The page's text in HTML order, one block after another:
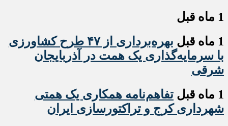
1 ماه قبل
1 ماه قبل
بهره‌برداری از ۴۷ طرح کشاورزی
با سرمایه‌گذاری یک همت در آذربایجان
شرقی
1 ماه قبل
تفاهم‌نامه همکاری یک همتی
شهرداری کرج و تراکتورسازی ایران